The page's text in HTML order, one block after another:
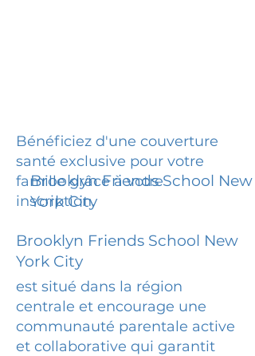
Bénéficiez d'une couverture
santé exclusive pour votre
famille grâce à votre
inscription.
Brooklyn Friends School New
York City
Brooklyn Friends School New
York City
est situé dans la région
centrale et encourage une
communauté parentale active
et collaborative qui garantit